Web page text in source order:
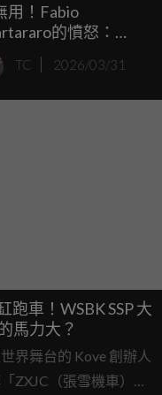
用！Fabio
的憤怒：
根本不知道該怎
決問題！
TC 2026/03/31
跑車！WSBK SSP 大
馬力大？
界舞台的 Kove 創辦人
ZXJC（張雪機車）」